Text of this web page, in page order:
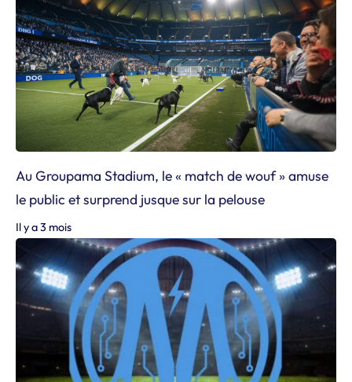
Au Groupama Stadium, le « match de wouf » amuse
le public et surprend jusque sur la pelouse
Il y a 3 mois